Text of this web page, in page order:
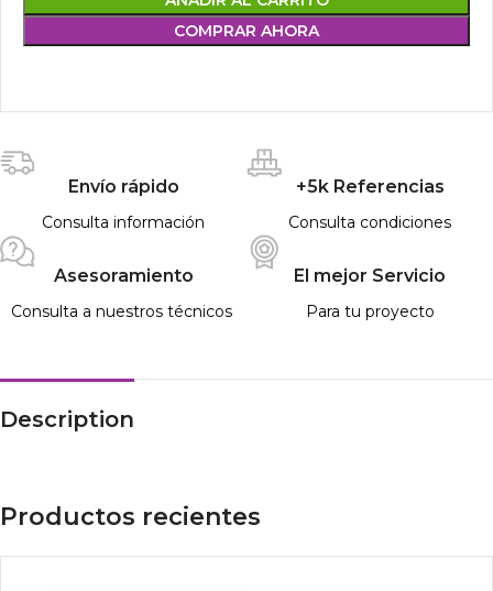
COMPRAR AHORA
Envío rápido
Consulta información
+5k Referencias
Consulta condiciones
Asesoramiento
Consulta a nuestros técnicos
El mejor Servicio
Para tu proyecto
Description
Productos recientes